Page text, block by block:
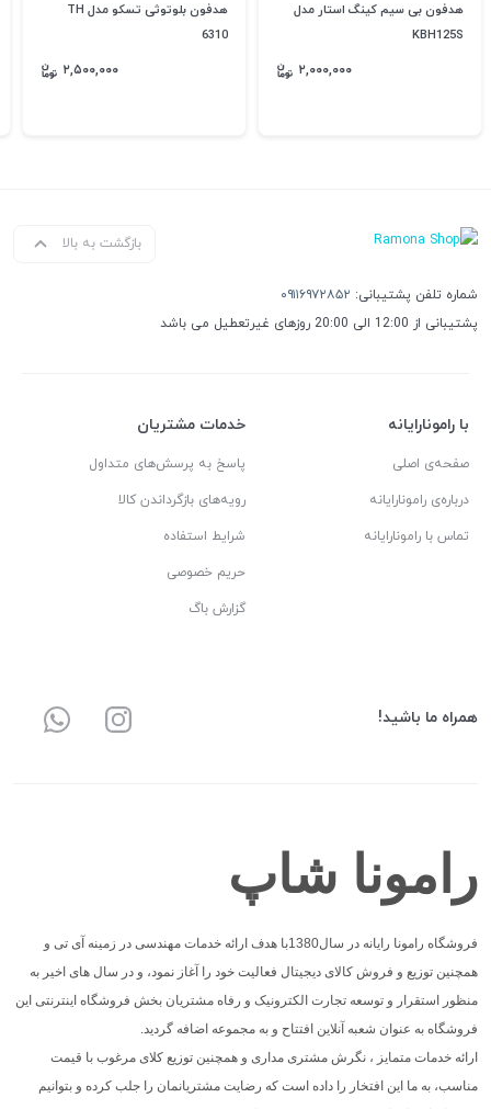
هدفون بی سیم کینگ استار مدل
KBH125S
۲,۰۰۰,۰۰۰
هدفون بلوتوثی تسکو مدل TH
6310
۲,۵۰۰,۰۰۰
بازگشت به بالا
شماره تلفن پشتیبانی: ۰۹۱۱۶۹۷۲۸۵۲
پشتیبانی از 12:00 الی 20:00 روزهای غیرتعطیل می باشد
با رامونارایانه
صفحه‌ی اصلی
درباره‌ی رامونارایانه
تماس با رامونارایانه
خدمات مشتریان
پاسخ به پرسش‌های متداول
رویه‌های بازگرداندن کالا
شرایط استفاده
حریم خصوصی
گزارش باگ
همراه ما باشید!
رامونا شاپ
فروشگاه رامونا رایانه در سال1380با هدف ارائه خدمات مهندسی در زمینه آی تی و
همچنین توزیع و فروش کالای دیجیتال فعالیت خود را آغاز نمود، و در سال های اخیر به
منظور استقرار و توسعه تجارت الکترونیک و رفاه مشتریان بخش فروشگاه اینترنتی این
فروشگاه به عنوان شعبه آنلاین افتتاح و به مجموعه اضافه گردید.
ارائه خدمات متمایز ، نگرش مشتری مداری و همچنین توزیع کلای مرغوب با قیمت
مناسب، به ما این افتخار را داده است که رضایت مشتریانمان را جلب کرده و بتوانیم